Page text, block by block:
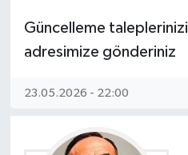
Güncelleme taleplerinizi
adresimize gönderiniz
23.05.2026 - 22:00